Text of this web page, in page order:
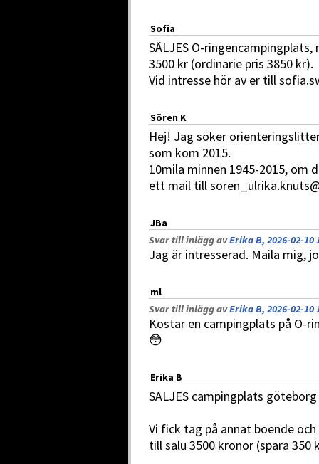
Sofia
SÄLJES O-
3500 kr (ordinarie pris 3850 kr).
Vid intresse hör av er till
Sören K
Hej! Jag söker
som kom 2015.
10mila minnen 1945-2015, om
ett mail till
JBa
Svar till inlägg avErika B, 2026-02-10
Jag är intresserad. Maila mig,
ml
Svar till inlägg avErika B, 2026-02-10
Kostar en campingplats på O-
😳
Erika B
SÄLJES campingplats göteborg
Vi fick tag på annat boende
till salu 3500 kronor (spara 350